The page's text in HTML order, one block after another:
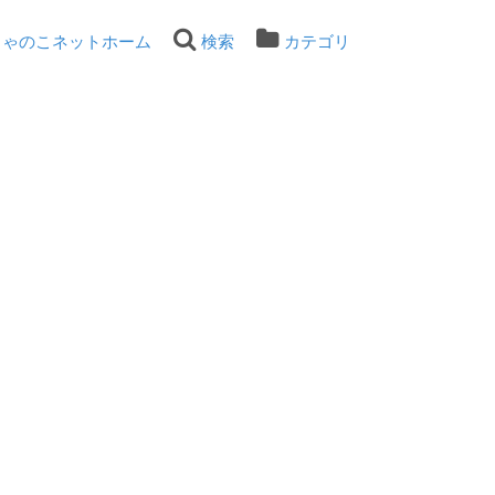
のこネットホーム 検索 カテゴリ